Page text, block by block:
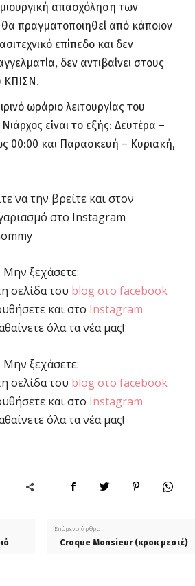
απασχόληση των
πραγματοποιηθεί από κάποιον
επίπεδο και δεν
δεν αντιβαίνει στους
ΚΠΙΣΝ.
ωράριο λειτουργίας του
είναι το εξής: Δευτέρα –
00:00 και Παρασκευή – Κυριακή,
να την βρείτε και στον
στο Instagram
Μην ξεχάσετε:
σελίδα του blog στο facebook
και στο Instagram
όλα τα νέα μας!
Μην ξεχάσετε:
σελίδα του blog στο facebook
και στο Instagram
όλα τα νέα μας!
Επόμενο άρθρο
Croque Monsieur (κροκ μεσιέ)